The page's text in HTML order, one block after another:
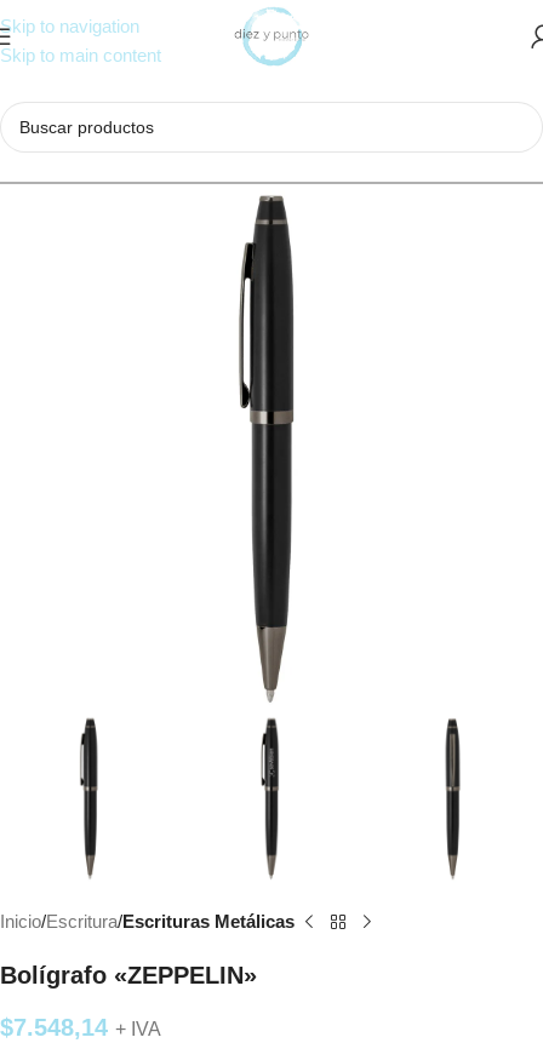
Skip to navigation
Skip to main content
Inicio Escritura Escrituras Metálicas
Bolígrafo «ZEPPELIN»
$7.548,14 + IVA